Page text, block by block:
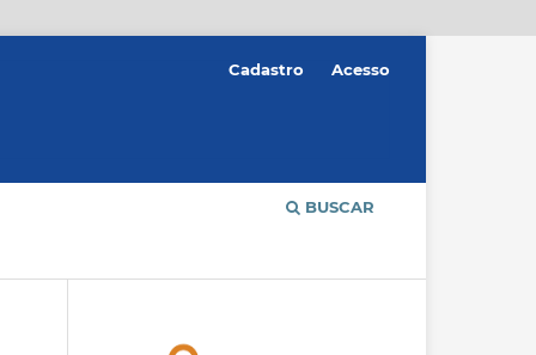
BUSCAR
Cadastro Acesso